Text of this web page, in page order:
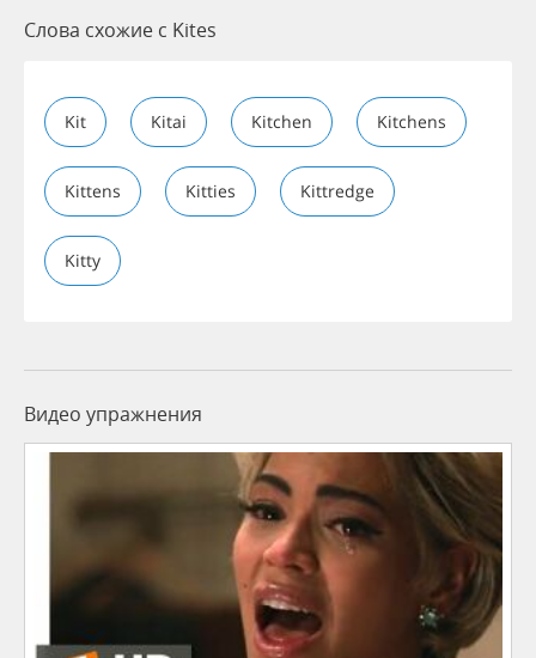
Слова схожие с Kites
Kit Kitai Kitchen Kitchens
Kittens Kitties Kittredge
Kitty
Видео упражнения